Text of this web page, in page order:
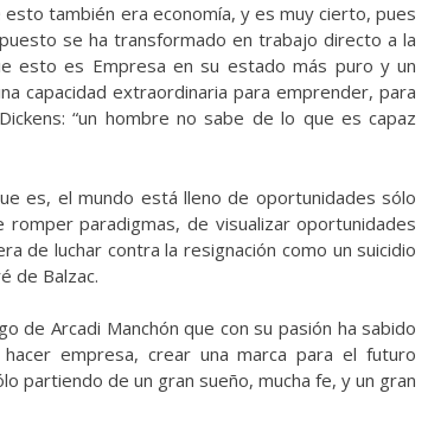
también era economía, y es muy cierto, pues
se ha transformado en trabajo directo a la
esto es Empresa en su estado más puro y un
capacidad extraordinaria para emprender, para
“un hombre no sabe de lo que es capaz
es, el mundo está lleno de oportunidades sólo
paradigmas, de visualizar oportunidades
de luchar contra la resignación como un suicidio
de Balzac.
de Arcadi Manchón que con su pasión ha sabido
empresa, crear una marca para el futuro
partiendo de un gran sueño, mucha fe, y un gran